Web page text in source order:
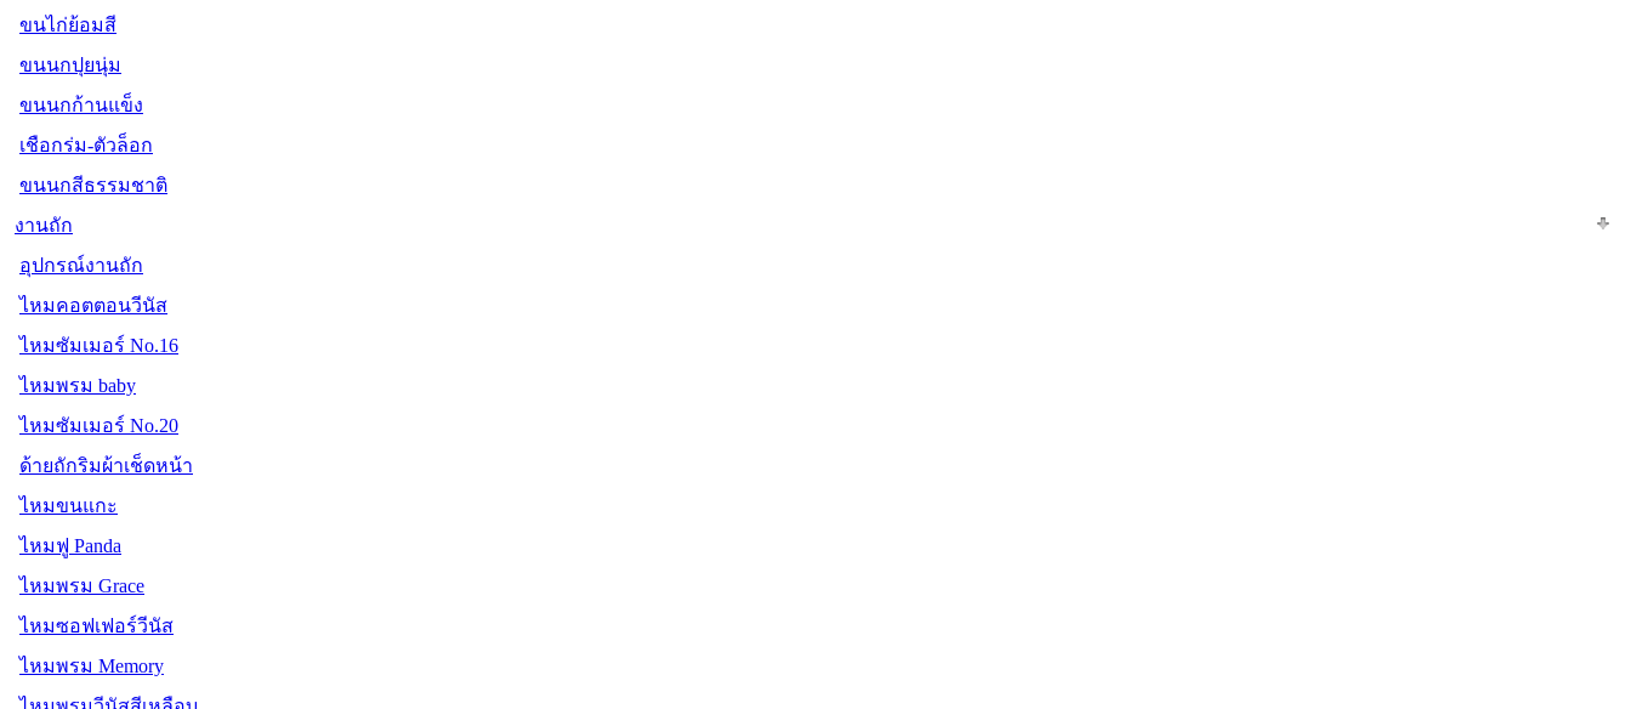
ขนไก่ย้อมสี
ขนนกปุยนุ่ม
ขนนกก้านแข็ง
เชือกร่ม-ตัวล็อก
ขนนกสีธรรมชาติ
งานถัก
อุปกรณ์งานถัก
ไหมคอตตอนวีนัส
ไหมซัมเมอร์ No.16
ไหมพรม baby
ไหมซัมเมอร์ No.20
ด้ายถักริมผ้าเช็ดหน้า
ไหมขนแกะ
ไหมฟู Panda
ไหมพรม Grace
ไหมซอฟเฟอร์วีนัส
ไหมพรม Memory